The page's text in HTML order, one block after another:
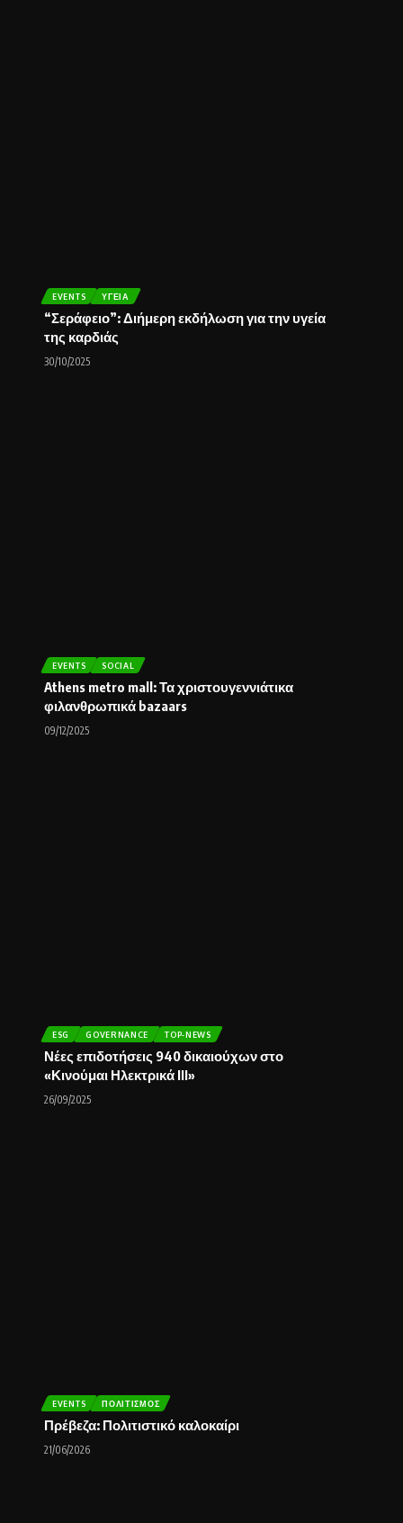
EVENTS ΥΓΕΊΑ
“Σεράφειο”: Διήμερη εκδήλωση για την υγεία
της καρδιάς
30/10/2025
EVENTS SOCIAL
Athens metro mall: Τα χριστουγεννιάτικα
φιλανθρωπικά bazaars
09/12/2025
ESG GOVERNANCE TOP-NEWS
Νέες επιδοτήσεις 940 δικαιούχων στο
«Κινούμαι Ηλεκτρικά ΙΙΙ»
26/09/2025
EVENTS ΠΟΛΙΤΙΣΜΌΣ
Πρέβεζα: Πολιτιστικό καλοκαίρι
21/06/2026